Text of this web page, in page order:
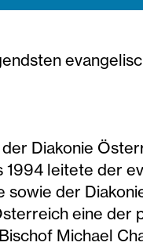
Diakonie
1994 leitete der
sowie der
eine
Michael